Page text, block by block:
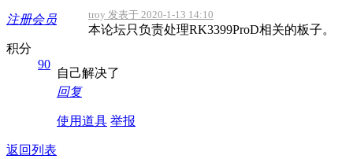
注册会员
积分
90
troy 发表于 2020-1-13 14:10
本论坛只负责处理RK3399ProD相关的板子。
自己解决了
回复
使用道具 举报
返回列表